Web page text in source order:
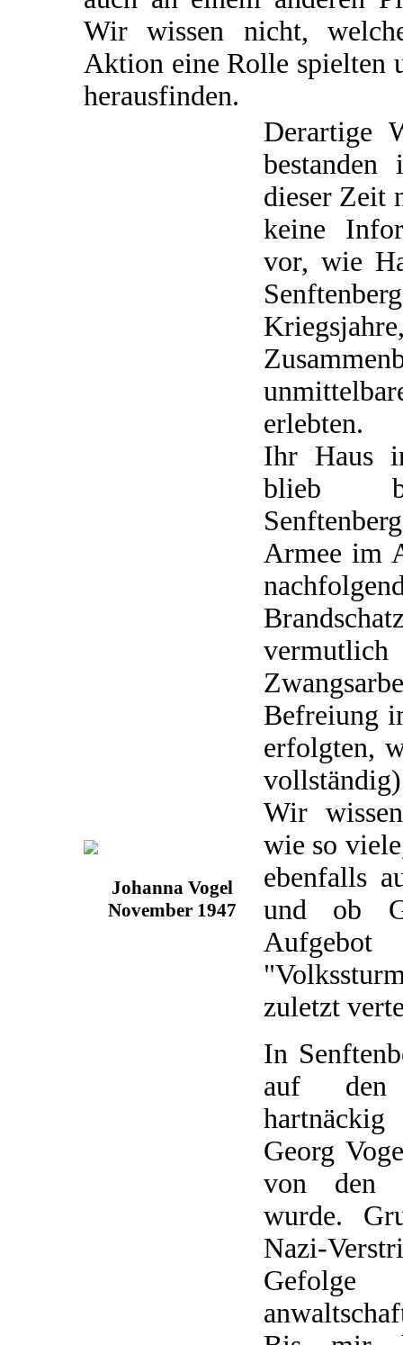
Wir wissen nicht,
Aktion eine Rolle spielten
herausfinden.
Johanna Vogel
November 1947
Derartige
bestanden
dieser Zeit
keine
vor, wie
erlebten.
Ihr Haus
blieb
Armee im
Befreiung
erfolgten,
Wir
wie so
ebenfalls
und ob
zuletzt
In
auf den
Georg
von den
wurde.
Nazi-